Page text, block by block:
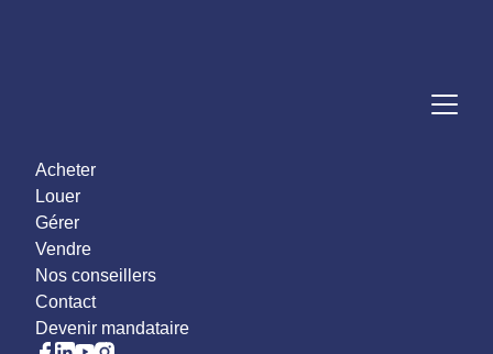
Acheter
Louer
Gérer
Vendre
Nos conseillers
Contact
Devenir mandataire